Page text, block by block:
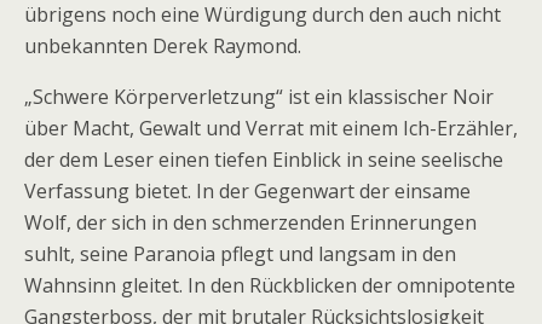
übrigens noch eine Würdigung durch den auch nicht
unbekannten Derek Raymond.
„Schwere Körperverletzung“ ist ein klassischer Noir
über Macht, Gewalt und Verrat mit einem Ich-Erzähler,
der dem Leser einen tiefen Einblick in seine seelische
Verfassung bietet. In der Gegenwart der einsame
Wolf, der sich in den schmerzenden Erinnerungen
suhlt, seine Paranoia pflegt und langsam in den
Wahnsinn gleitet. In den Rückblicken der omnipotente
Gangsterboss, der mit brutaler Rücksichtslosigkeit